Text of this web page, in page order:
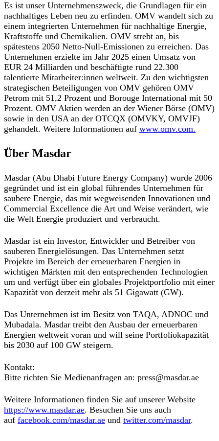
Es ist unser Unternehmenszweck, die Grundlagen für ein
nachhaltiges Leben neu zu erfinden. OMV wandelt sich zu
einem integrierten Unternehmen für nachhaltige Energie,
Kraftstoffe und Chemikalien. OMV strebt an, bis
spätestens 2050 Netto-Null-Emissionen zu erreichen. Das
Unternehmen erzielte im Jahr 2025 einen Umsatz von
EUR 24 Milliarden und beschäftigte rund 22.300
talentierte Mitarbeiter:innen weltweit. Zu den wichtigsten
strategischen Beteiligungen von OMV gehören OMV
Petrom mit 51,2 Prozent und Borouge International mit 50
Prozent. OMV Aktien werden an der Wiener Börse (OMV)
sowie in den USA an der OTCQX (OMVKY, OMVJF)
gehandelt. Weitere Informationen auf www.omv.com.
Über Masdar
Masdar (Abu Dhabi Future Energy Company) wurde 2006
gegründet und ist ein global führendes Unternehmen für
saubere Energie, das mit wegweisenden Innovationen und
Commercial Excellence die Art und Weise verändert, wie
die Welt Energie produziert und verbraucht.
Masdar ist ein Investor, Entwickler und Betreiber von
sauberen Energielösungen. Das Unternehmen setzt
Projekte im Bereich der erneuerbaren Energien in
wichtigen Märkten mit den entsprechenden Technologien
um und verfügt über ein globales Projektportfolio mit einer
Kapazität von derzeit mehr als 51 Gigawatt (GW).
Das Unternehmen ist im Besitz von TAQA, ADNOC und
Mubadala. Masdar treibt den Ausbau der erneuerbaren
Energien weltweit voran und will seine Portfoliokapazität
bis 2030 auf 100 GW steigern.
Kontakt:
Bitte richten Sie Medienanfragen an: press@masdar.ae
Weitere Informationen finden Sie auf unserer Website
https://www.masdar.ae. Besuchen Sie uns auch
auf facebook.com/masdar.ae und twitter.com/masdar.